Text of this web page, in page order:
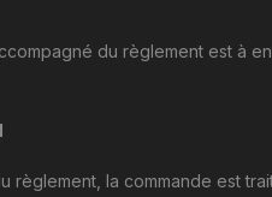
du règlement est à
règlement, la commande est